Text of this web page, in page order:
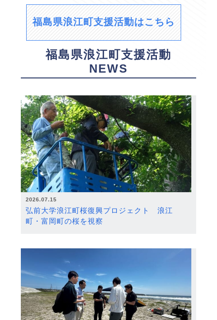
福島県浪江町支援活動はこちら
福島県浪江町支援活動
NEWS
2026.07.15
弘前大学浪江町桜復興プロジェクト 浪江
町・富岡町の桜を視察